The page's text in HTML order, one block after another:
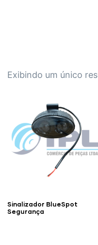
Exibindo um único
Sinalizador BlueSpot
Segurança